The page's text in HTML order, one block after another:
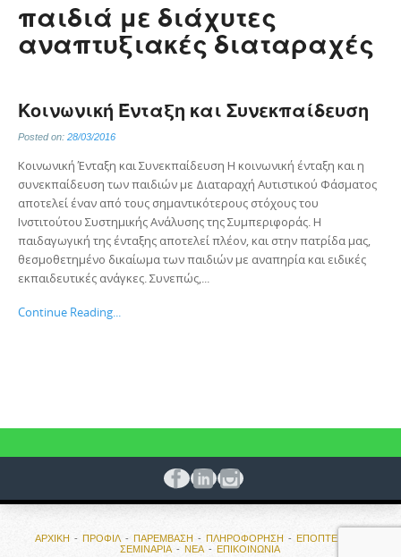
παιδιά με διάχυτες
αναπτυξιακές διαταραχές
Κοινωνική Ένταξη και Συνεκπαίδευση
Posted on: 28/03/2016
Κοινωνική Ένταξη και Συνεκπαίδευση Η κοινωνική ένταξη και η
συνεκπαίδευση των παιδιών με Διαταραχή Αυτιστικού Φάσματος
αποτελεί έναν από τους σημαντικότερους στόχους του
Ινστιτούτου Συστημικής Ανάλυσης της Συμπεριφοράς. Η
παιδαγωγική της ένταξης αποτελεί πλέον, και στην πατρίδα μας,
θεσμοθετημένο δικαίωμα των παιδιών με αναπηρία και ειδικές
εκπαιδευτικές ανάγκες. Συνεπώς,...
Continue Reading...
ΑΡΧΙΚΗ ΠΡΟΦΙΛ ΠΑΡΕΜΒΑΣΗ ΠΛΗΡΟΦΟΡΗΣΗ
ΕΠΟΠΤΕΙΕΣ ΚΑΙ
ΣΕΜΙΝΑΡΙΑ
ΝΕΑ ΕΠΙΚΟΙΝΩΝΙΑ